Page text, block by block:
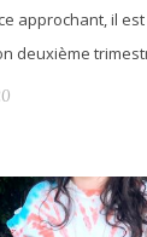
approchant, il
deuxième